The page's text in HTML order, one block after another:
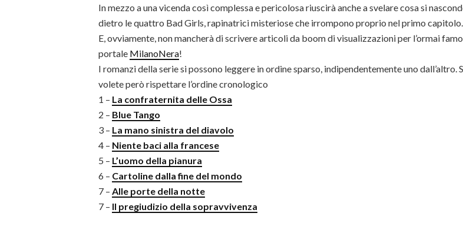
In mezzo a una vicenda così complessa e pericolosa riuscirà anche a svelare cosa si
dietro le quattro Bad Girls, rapinatrici misteriose che irrompono proprio nel primo capitolo.
E, ovviamente, non mancherà di scrivere articoli da boom di visualizzazioni per l’ormai
portale MilanoNera!
I romanzi della serie si possono leggere in ordine sparso, indipendentemente uno dall’altro.
volete però rispettare l’ordine cronologico
1 – La confraternita delle Ossa
2 – Blue Tango
3 – La mano sinistra del diavolo
4 – Niente baci alla francese
5 – L’uomo della pianura
6 – Cartoline dalla fine del mondo
7 – Alle porte della notte
7 – Il pregiudizio della sopravvivenza